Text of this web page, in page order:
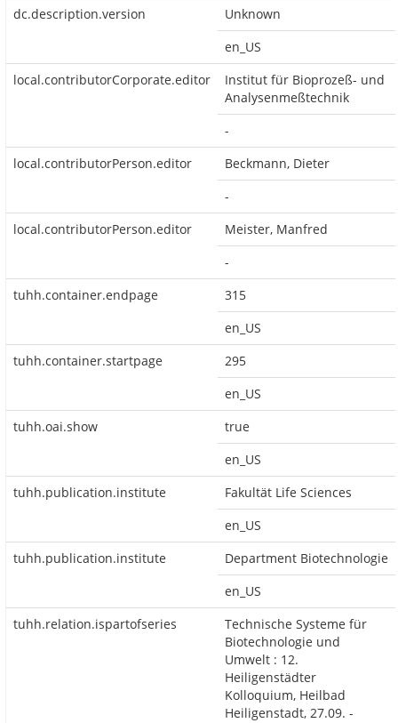
dc.description.version
Unknown
en_US
local.contributorCorporate.editor
Institut für Bioprozeß- und
Analysenmeßtechnik
-
local.contributorPerson.editor
Beckmann, Dieter
-
local.contributorPerson.editor
Meister, Manfred
-
tuhh.container.endpage
315
en_US
tuhh.container.startpage
295
en_US
tuhh.oai.show
true
en_US
tuhh.publication.institute
Fakultät Life Sciences
en_US
tuhh.publication.institute
Department Biotechnologie
en_US
tuhh.relation.ispartofseries
Technische Systeme für
Biotechnologie und
Umwelt : 12.
Heiligenstädter
Kolloquium, Heilbad
Heiligenstadt, 27.09. -